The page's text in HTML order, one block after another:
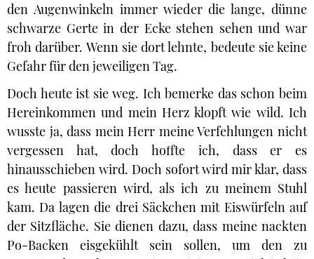
den Augenwinkeln immer wieder die lange, dünne
schwarze Gerte in der Ecke stehen sehen und war
froh darüber. Wenn sie dort lehnte, bedeute sie keine
Gefahr für den jeweiligen Tag.
Doch heute ist sie weg. Ich bemerke das schon beim
Hereinkommen und mein Herz klopft wie wild. Ich
wusste ja, dass mein Herr meine Verfehlungen nicht
vergessen hat, doch hoffte ich, dass er es
hinausschieben wird. Doch sofort wird mir klar, dass
es heute passieren wird, als ich zu meinem Stuhl
kam. Da lagen die drei Säckchen mit Eiswürfeln auf
der Sitzfläche. Sie dienen dazu, dass meine nackten
Po-Backen eisgekühlt sein sollen, um den zu